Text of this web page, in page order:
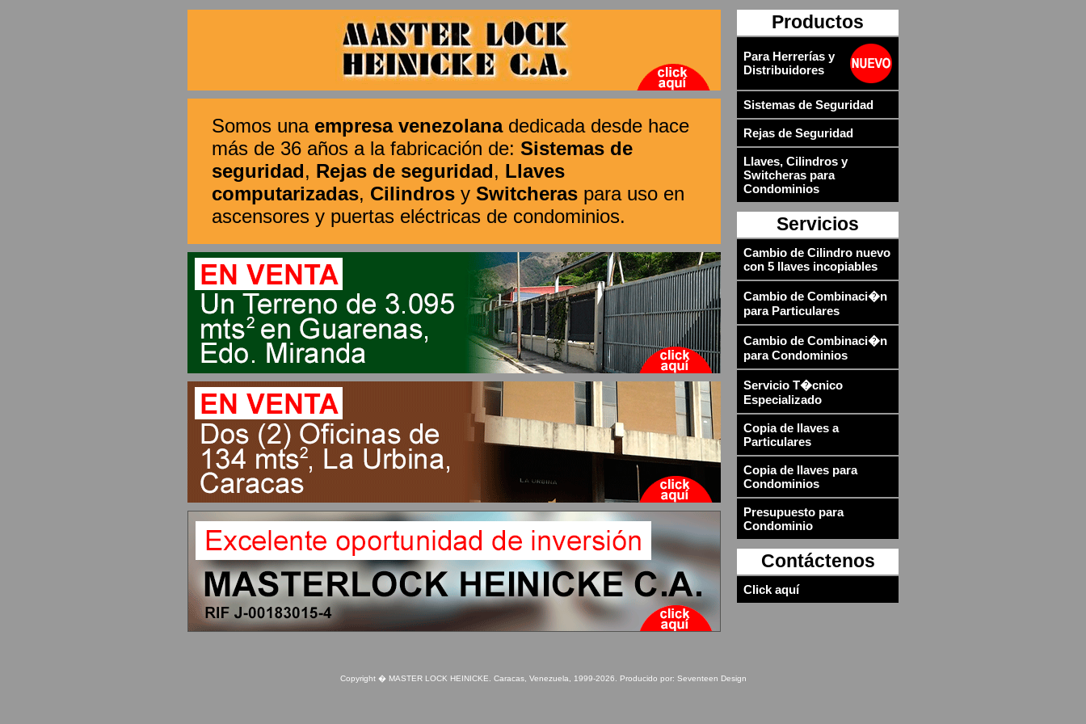
Somos una empresa venezolanadedicada desde hace
más de 36 años a la fabricación de: Sistemas de
seguridad, Rejas de seguridad, Llaves
computarizadas, Cilindros y Switcheras para uso en
ascensores y puertas eléctricas de condominios.
Productos
Para Herrerías y
Distribuidores
Sistemas de Seguridad
Rejas de Seguridad
Llaves, Cilindros y
Switcheras para
Condominios
Servicios
Cambio de Cilindro nuevo
con 5 llaves incopiables
Cambio de Combinaci�n
para Particulares
Cambio de Combinaci�n
para Condominios
Servicio T�cnico
Especializado
Copia de llaves a
Particulares
Copia de llaves para
Condominios
Presupuesto para
Condominio
Contáctenos
Click aquí
Copyright � MASTER LOCK HEINICKE. Caracas, Venezuela, 1999-2026. Producido por: Seventeen Design